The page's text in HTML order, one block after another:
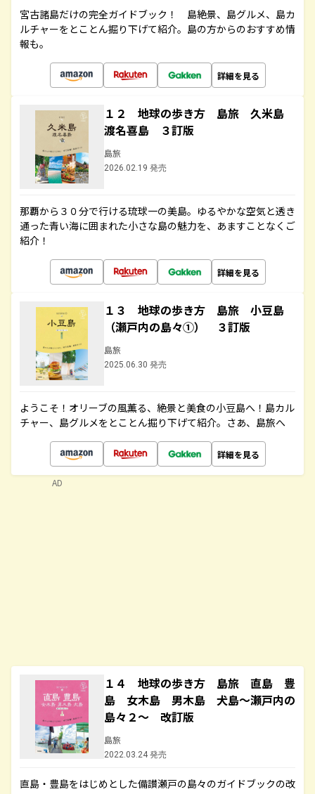
宮古諸島だけの完全ガイドブック！ 島絶景、島グルメ、島カ
ルチャーをとことん掘り下げて紹介。島の方からのおすすめ情
報も。
詳細を見る
１２ 地球の歩き方 島旅 久米島
渡名喜島 ３訂版
島旅
2026.02.19 発売
那覇から３０分で行ける琉球一の美島。ゆるやかな空気と透き
通った青い海に囲まれた小さな島の魅力を、あますことなくご
紹介！
詳細を見る
１３ 地球の歩き方 島旅 小豆島
（瀬戸内の島々①） ３訂版
島旅
2025.06.30 発売
ようこそ！オリーブの風薫る、絶景と美食の小豆島へ！島カル
チャー、島グルメをとことん掘り下げて紹介。さあ、島旅へ
詳細を見る
１４ 地球の歩き方 島旅 直島 豊
島 女木島 男木島 犬島～瀬戸内の
島々２～ 改訂版
島旅
2022.03.24 発売
直島・豊島をはじめとした備讃瀬戸の島々のガイドブックの改
AD